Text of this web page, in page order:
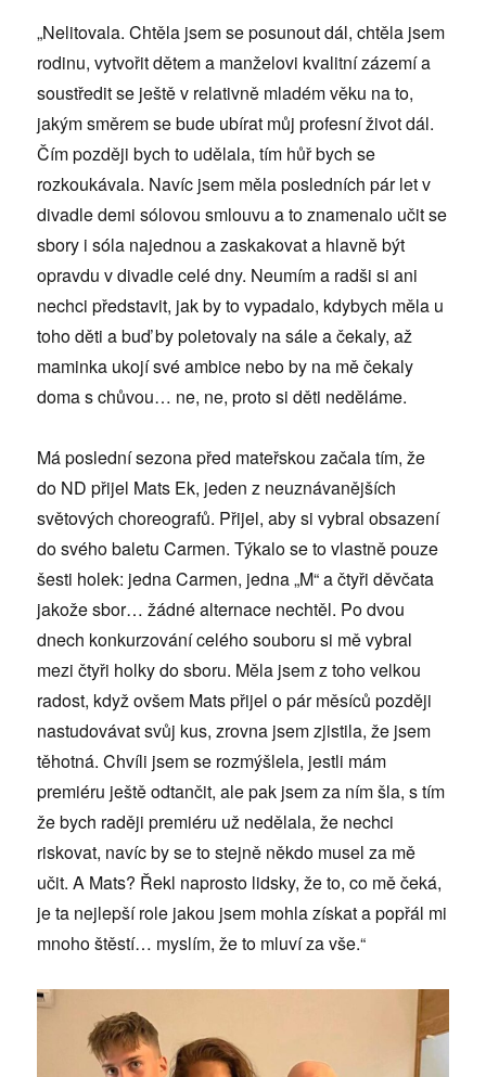
„Nelitovala. Chtěla jsem se posunout dál, chtěla jsem
rodinu, vytvořit dětem a manželovi kvalitní zázemí a
soustředit se ještě v relativně mladém věku na to,
jakým směrem se bude ubírat můj profesní život dál.
Čím později bych to udělala, tím hůř bych se
rozkoukávala. Navíc jsem měla posledních pár let v
divadle demi sólovou smlouvu a to znamenalo učit se
sbory i sóla najednou a zaskakovat a hlavně být
opravdu v divadle celé dny. Neumím a radši si ani
nechci představit, jak by to vypadalo, kdybych měla u
toho děti a buď by poletovaly na sále a čekaly, až
maminka ukojí své ambice nebo by na mě čekaly
doma s chůvou… ne, ne, proto si děti neděláme.
Má poslední sezona před mateřskou začala tím, že
do ND přijel Mats Ek, jeden z neuznávanějších
světových choreografů. Přijel, aby si vybral obsazení
do svého baletu Carmen. Týkalo se to vlastně pouze
šesti holek: jedna Carmen, jedna „M“ a čtyři děvčata
jakože sbor… žádné alternace nechtěl. Po dvou
dnech konkurzování celého souboru si mě vybral
mezi čtyři holky do sboru. Měla jsem z toho velkou
radost, když ovšem Mats přijel o pár měsíců později
nastudovávat svůj kus, zrovna jsem zjistila, že jsem
těhotná. Chvíli jsem se rozmýšlela, jestli mám
premiéru ještě odtančit, ale pak jsem za ním šla, s tím
že bych raději premiéru už nedělala, že nechci
riskovat, navíc by se to stejně někdo musel za mě
učit. A Mats? Řekl naprosto lidsky, že to, co mě čeká,
je ta nejlepší role jakou jsem mohla získat a popřál mi
mnoho štěstí… myslím, že to mluví za vše.“